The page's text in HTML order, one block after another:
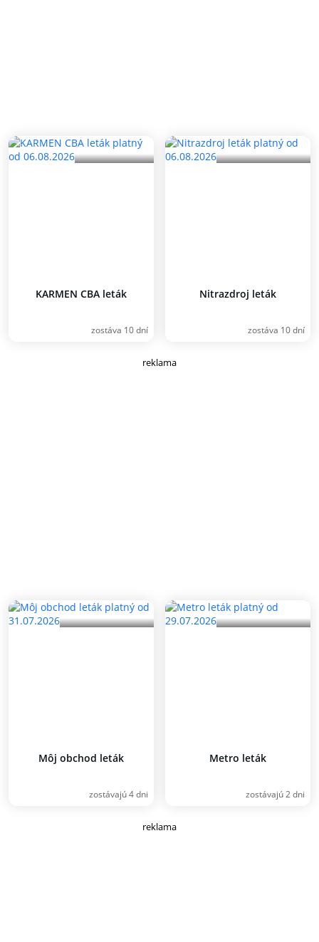
KARMEN CBA leták
zostáva 10 dní
Nitrazdroj leták
zostáva 10 dní
reklama
Môj obchod leták
zostávajú 4 dni
Metro leták
zostávajú 2 dni
reklama